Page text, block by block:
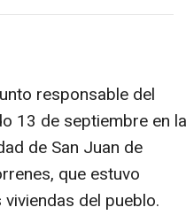
responsable del
13 de septiembre en la
de San Juan de
que estuvo
del pueblo.